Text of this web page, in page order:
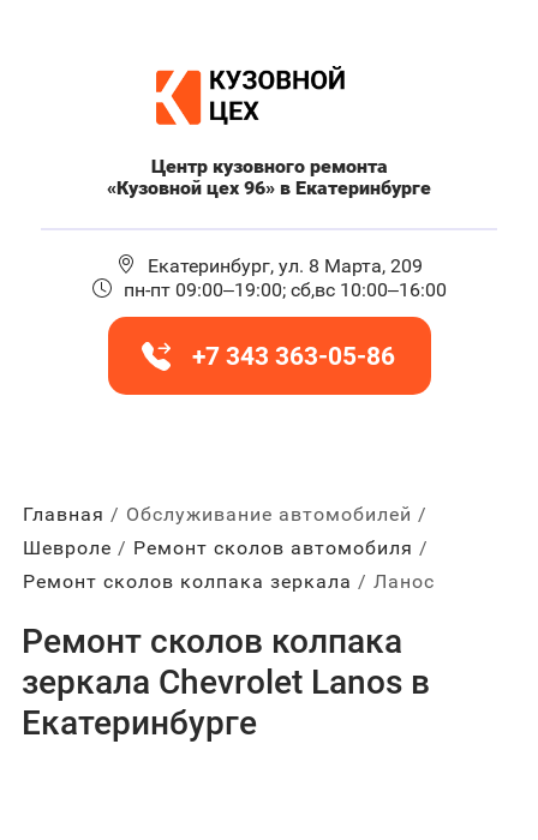
Центр кузовного ремонта
«Кузовной цех 96» в Екатеринбурге
Екатеринбург, ул. 8 Марта, 209
пн-пт 09:00–19:00; сб,вс 10:00–16:00
+7 343 363-05-86
Главная
Обслуживание автомобилей
Шевроле
Ремонт сколов автомобиля
Ремонт сколов колпака зеркала
Ланос
Ремонт сколов колпака
зеркала Chevrolet Lanos в
Екатеринбурге